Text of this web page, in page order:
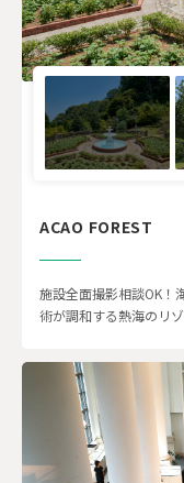
ACAO FOREST
施設全面撮影相談OK！
術が調和する熱海のリ